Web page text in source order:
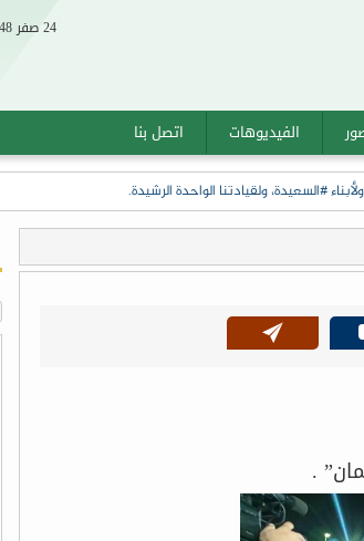
24 صفر 1448 الموافق 07 أغسطس 2026
الفيديوهات اتصل بنا
#السعيدة، ولقيادتنا الواحدة الرشيدة.
.